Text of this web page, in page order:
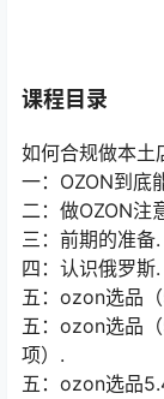
课程目录
如何合规做本土
一：OZON到底
二：做OZON注
三：前期的准备.
四：认识俄罗斯.
五：ozon选品
五：ozon选品
项）.
五：ozon选品